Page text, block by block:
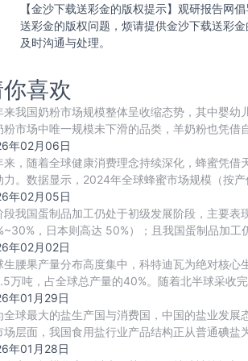
【金沙下载送彩金的版权提示】观研报告网
送彩金的版权问题，烦请提供金沙下载送彩
及时沟通与处理。
喜欢
来我国奶粉市场规模整体呈收缩态势，其中婴
粉市场中唯一规模未下滑的品类，羊奶粉也凭借
年02月06日
来，随着全球健康消费理念持续深化，蜂蜜凭
力。数据显示，2024年全球蜂蜜市场规模（按
年02月05日
段我国蛋制品加工仍处于初级发展阶段，主要
，日本则高达 50%）；且我国蛋制品加
年02月02日
生腰果产量分布高度集中，科特迪瓦为绝对核
万吨，占全球总产量的40%。随着北半球采收
年01月29日
全球最大的盐生产国与消费国，中国的盐业发展
场层面，我国食用盐行业产品结构正从普通碘
年01月28日